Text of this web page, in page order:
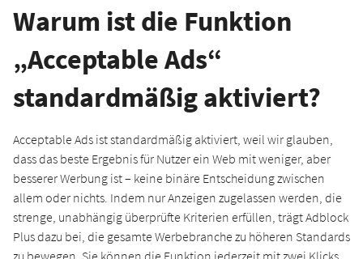
Warum ist die Funktion
„Acceptable Ads“
standardmäßig aktiviert?
Acceptable Ads ist standardmäßig aktiviert, weil wir glauben,
dass das beste Ergebnis für Nutzer ein Web mit weniger, aber
besserer Werbung ist – keine binäre Entscheidung zwischen
allem oder nichts. Indem nur Anzeigen zugelassen werden, die
strenge, unabhängig überprüfte Kriterien erfüllen, trägt Adblock
Plus dazu bei, die gesamte Werbebranche zu höheren Standards
zu bewegen. Sie können die Funktion jederzeit mit zwei Klicks